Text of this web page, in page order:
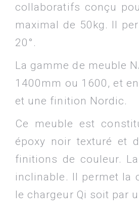
collaboratifs conçu
maximal de 50kg. Il
20°.
La gamme de meuble
1400mm ou 1600, et
et une finition Nordic.
Ce meuble est
époxy noir texturé et
finitions de couleur.
inclinable. Il permet la
le chargeur Qi soit par